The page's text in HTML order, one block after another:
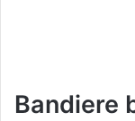
Bandiere